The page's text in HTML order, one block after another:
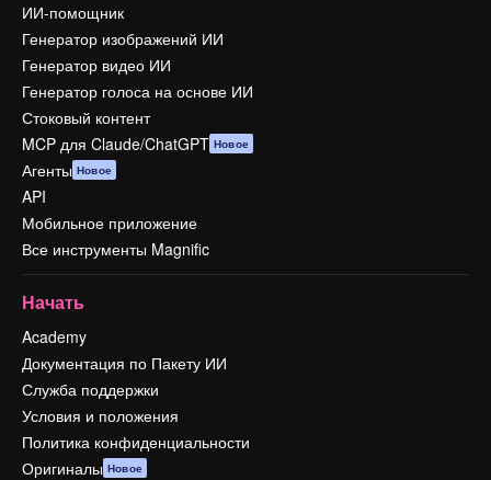
ИИ-помощник
Генератор изображений ИИ
Генератор видео ИИ
Генератор голоса на основе ИИ
Стоковый контент
MCP для Claude/ChatGPT Новое
Агенты Новое
API
Мобильное приложение
Все инструменты Magnific
Начать
Academy
Документация по Пакету ИИ
Служба поддержки
Условия и положения
Политика конфиденциальности
Оригиналы Новое